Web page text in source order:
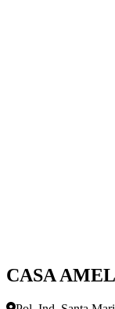
CASA